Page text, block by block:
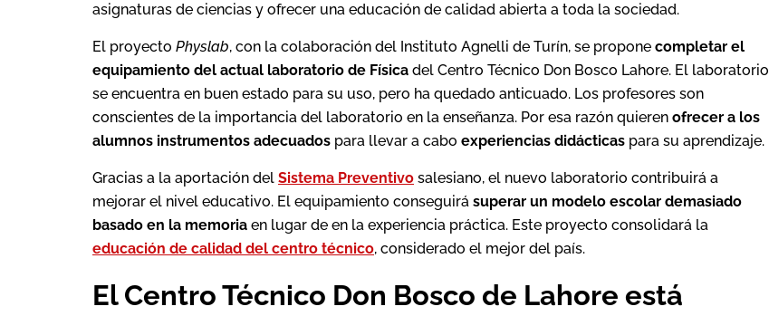
asignaturas de ciencias y ofrecer una educación de calidad abierta a toda la sociedad.
El proyecto Physlab, con la colaboración del Instituto Agnelli de Turín, se propone completar el
equipamiento del actual laboratorio de Física del Centro Técnico Don Bosco Lahore. El laboratorio
se encuentra en buen estado para su uso, pero ha quedado anticuado. Los profesores son
conscientes de la importancia del laboratorio en la enseñanza. Por esa razón quieren ofrecer a los
alumnos instrumentos adecuados para llevar a cabo experiencias didácticas para su aprendizaje.
Gracias a la aportación del Sistema Preventivo salesiano, el nuevo laboratorio contribuirá a
mejorar el nivel educativo. El equipamiento conseguirá superar un modelo escolar demasiado
basado en la memoria en lugar de en la experiencia práctica. Este proyecto consolidará la
educación de calidad del centro técnico, considerado el mejor del país.
El Centro Técnico Don Bosco de Lahore está